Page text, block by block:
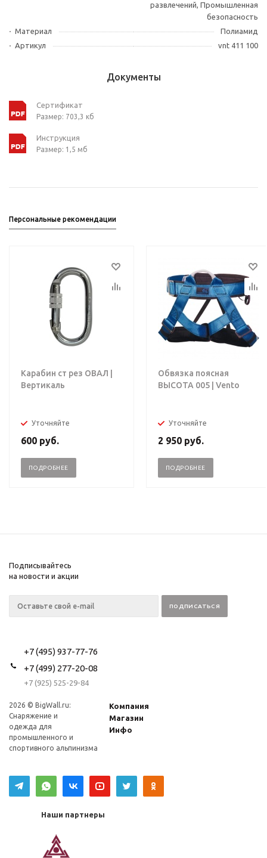
развлечений, Промышленная
безопасность
Материал
Полиамид
Артикул
vnt 411 100
Документы
Сертификат
Размер: 703,3 кб
Инструкция
Размер: 1,5 мб
Персональные рекомендации
Карабин ст рез ОВАЛ |
Вертикаль
Уточняйте
600 руб.
ПОДРОБНЕЕ
Обвязка поясная
ВЫСОТА 005 | Vento
Уточняйте
2 950 руб.
ПОДРОБНЕЕ
Подписывайтесь
на новости и акции
+7 (495) 937-77-76
+7 (499) 277-20-08
+7 (925) 525-29-84
2026 © BigWall.ru:
Снаряжение и
одежда для
промышленного и
спортивного альпинизма
Компания
Магазин
Инфо
Наши партнеры